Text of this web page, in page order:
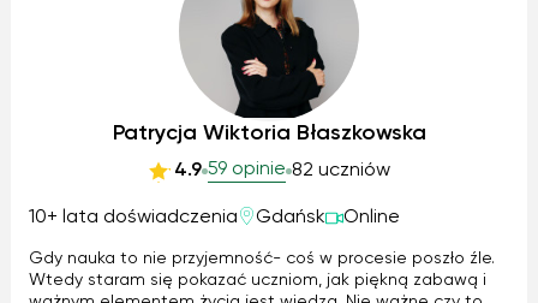
Patrycja Wiktoria Błaszkowska
4.9 59 opinie 82 uczniów
10+ lata doświadczenia Gdańsk Online
Gdy nauka to nie przyjemność- coś w procesie poszło źle.
Wtedy staram się pokazać uczniom, jak piękną zabawą i